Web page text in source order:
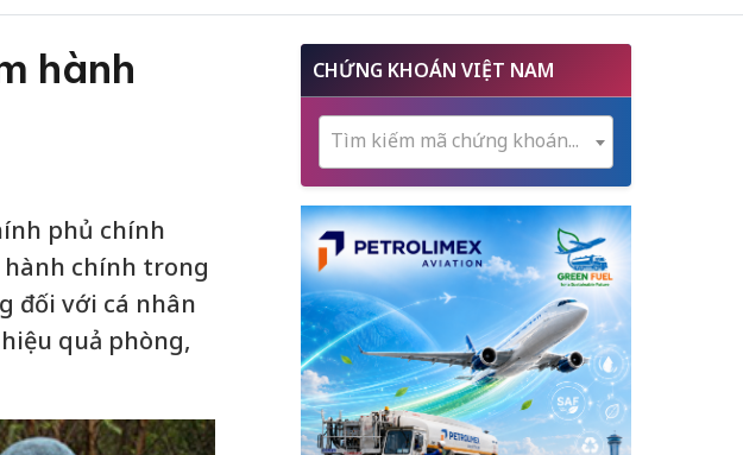
hành
phủ chính
hành chính trong
đối với cá nhân
quả phòng,
CHỨNG KHOÁN VIỆT NAM
Tìm kiếm mã chứng khoán...